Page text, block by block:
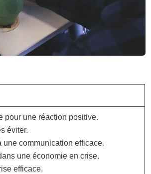
pour une réaction positive.
éviter.
communication efficace.
une économie en crise.
efficace.